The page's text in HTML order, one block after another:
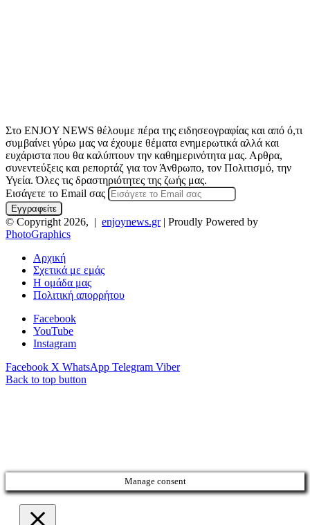
Στο ENJOY NEWS θέλουμε πέρα της ειδησεογραφίας και από ό,τι
συμβαίνει γύρω μας να έχουμε θέματα ενημερωτικά αλλά και
ευχάριστα που θα καλύπτουν την καθημερινότητα μας. Αρθρα,
συνεντεύξεις και ρεπορτάζ για τον Άνθρωπο, τον Πολιτισμό, την
Υγεία. Όλες τις δραστηριότητες της ζωής μας.
Εισάγετε το Email σας
© Copyright 2026, | enjoynews.gr| Proudly Powered by
PhotoGraphics
Αρχική
Σχετικά με εμάς
Η ομάδα μας
Πολιτική απορρήτου
Facebook
YouTube
Instagram
Facebook X WhatsApp Telegram Viber
Back to top button
Manage consent